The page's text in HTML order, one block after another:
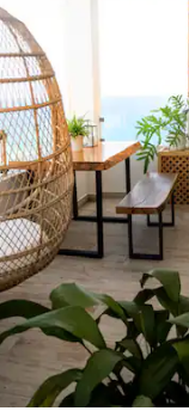
de 5, 140 reseñas